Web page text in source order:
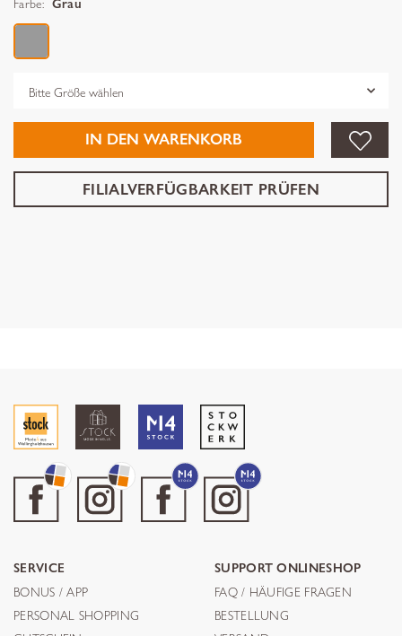
Farbe: Grau
IN DEN WARENKORB
FILIALVERFÜGBARKEIT PRÜFEN
SERVICE
BONUS / APP
PERSONAL SHOPPING
SUPPORT ONLINESHOP
FAQ / HÄUFIGE FRAGEN
BESTELLUNG